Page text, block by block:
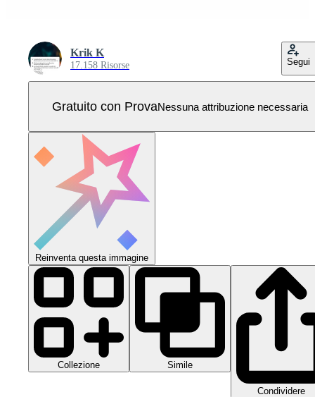
Krik K
17.158 Risorse Segui
Gratuito con ProvaNessuna attribuzione necessaria
Reinventa questa immagine
Collezione Simile
Condividere